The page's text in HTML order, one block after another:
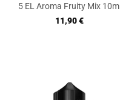
5 EL Aroma Fruity Mix 10ml
11,90€